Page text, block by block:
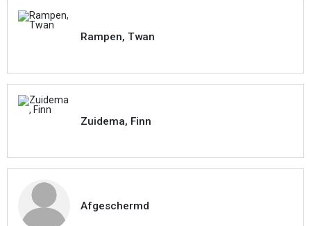
Rampen, Twan
Zuidema, Finn
Afgeschermd